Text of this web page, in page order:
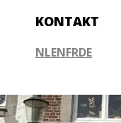
KONTAKT
NLENFRDE